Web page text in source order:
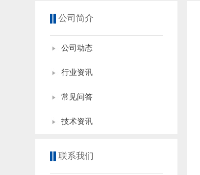
公司简介
公司动态
行业资讯
常见问答
技术资讯
联系我们